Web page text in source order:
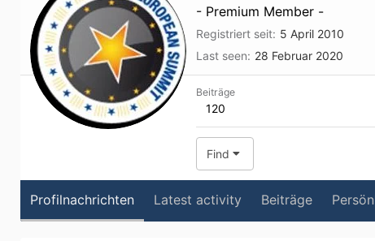
- Premium Member -
Registriert seit 5 April 2010
Last seen
28 Februar 2020
Beiträge
120
Find
Profilnachrichten Latest activity Beiträge